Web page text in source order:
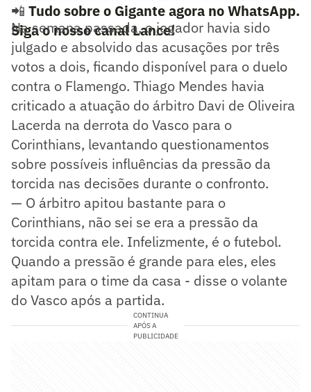
📲 Tudo sobre o Gigante agora no WhatsApp.
Siga o nosso canal Lance!
Na semana passada, o jogador havia sido
julgado e absolvido das acusações por três
votos a dois, ficando disponível para o duelo
contra o Flamengo. Thiago Mendes havia
criticado a atuação do árbitro Davi de Oliveira
Lacerda na derrota do Vasco para o
Corinthians, levantando questionamentos
sobre possíveis influências da pressão da
torcida nas decisões durante o confronto.
— O árbitro apitou bastante para o
Corinthians, não sei se era a pressão da
torcida contra ele. Infelizmente, é o futebol.
Quando a pressão é grande para eles, eles
apitam para o time da casa - disse o volante
do Vasco após a partida.
CONTINUA
APÓS A
PUBLICIDADE